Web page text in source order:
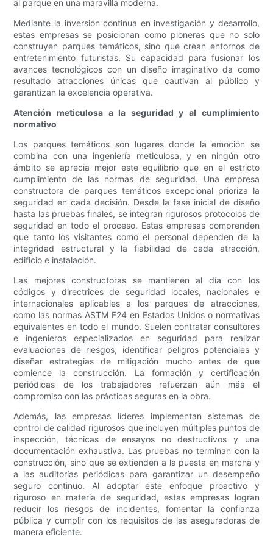
al parque en una maravilla moderna.
Mediante la inversión continua en investigación y desarrollo,
estas empresas se posicionan como pioneras que no solo
construyen parques temáticos, sino que crean entornos de
entretenimiento futuristas. Su capacidad para fusionar los
avances tecnológicos con un diseño imaginativo da como
resultado atracciones únicas que cautivan al público y
garantizan la excelencia operativa.
Atención meticulosa a la seguridad y al cumplimiento
normativo
Los parques temáticos son lugares donde la emoción se
combina con una ingeniería meticulosa, y en ningún otro
ámbito se aprecia mejor este equilibrio que en el estricto
cumplimiento de las normas de seguridad. Una empresa
constructora de parques temáticos excepcional prioriza la
seguridad en cada decisión. Desde la fase inicial de diseño
hasta las pruebas finales, se integran rigurosos protocolos de
seguridad en todo el proceso. Estas empresas comprenden
que tanto los visitantes como el personal dependen de la
integridad estructural y la fiabilidad de cada atracción,
edificio e instalación.
Las mejores constructoras se mantienen al día con los
códigos y directrices de seguridad locales, nacionales e
internacionales aplicables a los parques de atracciones,
como las normas ASTM F24 en Estados Unidos o normativas
equivalentes en todo el mundo. Suelen contratar consultores
e ingenieros especializados en seguridad para realizar
evaluaciones de riesgos, identificar peligros potenciales y
diseñar estrategias de mitigación mucho antes de que
comience la construcción. La formación y certificación
periódicas de los trabajadores refuerzan aún más el
compromiso con las prácticas seguras en la obra.
Además, las empresas líderes implementan sistemas de
control de calidad rigurosos que incluyen múltiples puntos de
inspección, técnicas de ensayos no destructivos y una
documentación exhaustiva. Las pruebas no terminan con la
construcción, sino que se extienden a la puesta en marcha y
a las auditorías periódicas para garantizar un desempeño
seguro continuo. Al adoptar este enfoque proactivo y
riguroso en materia de seguridad, estas empresas logran
reducir los riesgos de incidentes, fomentar la confianza
pública y cumplir con los requisitos de las aseguradoras de
manera eficiente.